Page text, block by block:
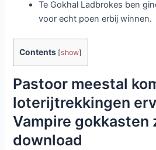
Te Gokhal Ladbrokes ben
voor echt poen erbij winnen.
Contents [show]
Pastoor meestal
loterijtrekkingen
Vampire gokkasten
download